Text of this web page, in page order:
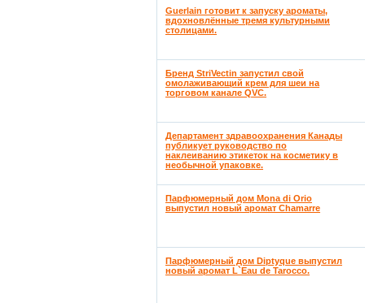
Guerlain готовит к запуску ароматы,
вдохновлённые тремя культурными
столицами.
Бренд StriVectin запустил свой
омолаживающий крем для шеи на
торговом канале QVC.
Департамент здравоохранения Канады
публикует руководство по
наклеиванию этикеток на косметику в
необычной упаковке.
Парфюмерный дом Mona di Orio
выпустил новый аромат Chamarre
Парфюмерный дом Diptyque выпустил
новый аромат L`Eau de Tarocco.